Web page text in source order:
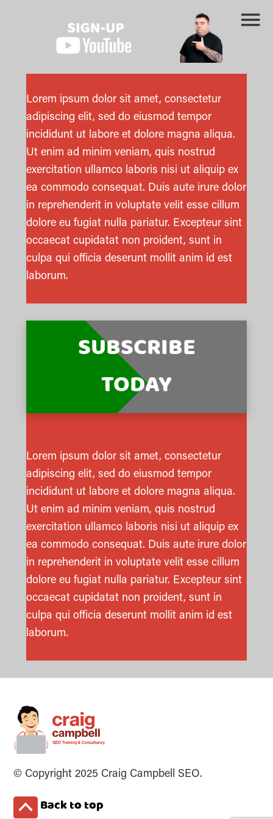
Lorem ipsum dolor sit amet, consectetur
adipiscing elit, sed do eiusmod tempor
incididunt ut labore et dolore magna aliqua.
Ut enim ad minim veniam, quis nostrud
exercitation ullamco laboris nisi ut aliquip ex
ea commodo consequat. Duis aute irure dolor
in reprehenderit in voluptate velit esse cillum
dolore eu fugiat nulla pariatur. Excepteur sint
occaecat cupidatat non proident, sunt in
culpa qui officia deserunt mollit anim id est
laborum.
SUBSCRIBE
TODAY
Lorem ipsum dolor sit amet, consectetur
adipiscing elit, sed do eiusmod tempor
incididunt ut labore et dolore magna aliqua.
Ut enim ad minim veniam, quis nostrud
exercitation ullamco laboris nisi ut aliquip ex
ea commodo consequat. Duis aute irure dolor
in reprehenderit in voluptate velit esse cillum
dolore eu fugiat nulla pariatur. Excepteur sint
occaecat cupidatat non proident, sunt in
culpa qui officia deserunt mollit anim id est
laborum.
© Copyright 2025 Craig Campbell SEO.
Back to top